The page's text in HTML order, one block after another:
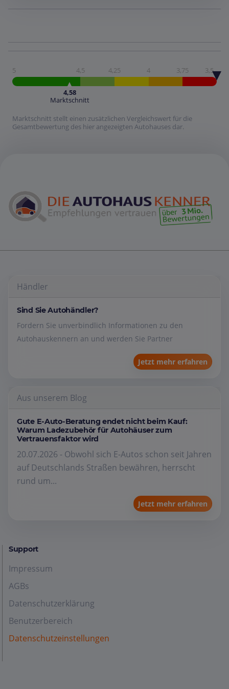
5 4,5 4,25 4 3,75 3,5
4,58
Marktschnitt
Marktschnitt stellt einen zusätzlichen Vergleichswert für die
Gesamtbewertung des hier angezeigten Autohauses dar.
Händler
Sind Sie Autohändler?
Fordern Sie unverbindlich Informationen zu den
Autohauskennern an und werden Sie Partner
Jetzt mehr erfahren
Aus unserem Blog
Gute E-Auto-Beratung endet nicht beim Kauf:
Warum Ladezubehör für Autohäuser zum
Vertrauensfaktor wird
20.07.2026 - Obwohl sich E-Autos schon seit Jahren
auf Deutschlands Straßen bewähren, herrscht
rund um...
Jetzt mehr erfahren
Support
Impressum
AGBs
Datenschutzerklärung
Benutzerbereich
Datenschutzeinstellungen